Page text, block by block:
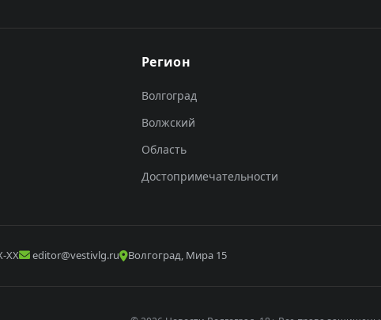
Регион
Волгоград
Волжский
Область
Достопримечательности
XX editor@vestivlg.ru Волгоград, Мира 15